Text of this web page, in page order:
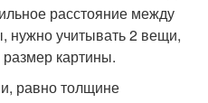
расстояние между
нужно учитывать 2 вещи,
картины.
равно толщине